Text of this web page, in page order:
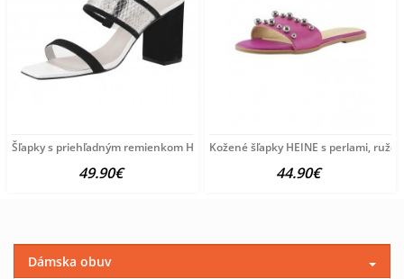
Šľapky s priehľadným remienkom Heine, čierno-biele
49.90€
Kožené šľapky HEINE s perlami,
44.90€
Dámska obuv